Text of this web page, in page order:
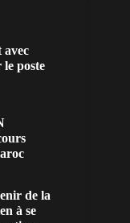
avec
poste
de la
à se